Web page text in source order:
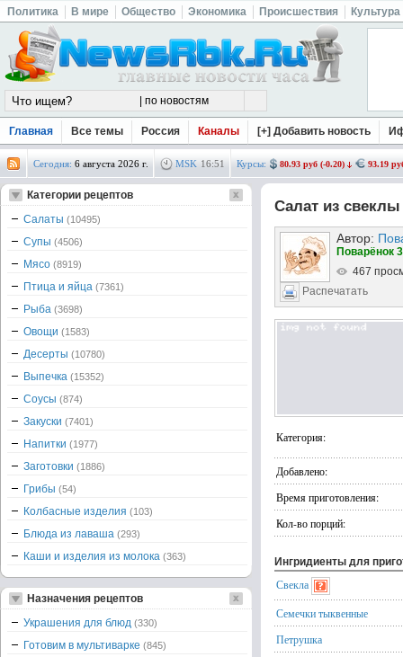
Политика В мире Общество Экономика Происшествия Культура
Главная Все темы Россия Каналы [+] Добавить новость
Сегодня: 6 августа 2026 г. MSK 16:51 Курсы: 80.93 руб (-0.20) 93.19
Салат из
Автор:
Поварёнок
467
Распечатать
Категория:
Добавлено:
Время приготовления:
Кол-во порций:
Ингридиенты для
Свекла
Семечки тыквенные
Петрушка
Категории рецептов
Салаты (10495)
Супы (4506)
Мясо (8919)
Птица и яйца (7361)
Рыба (3698)
Овощи (1583)
Десерты (10780)
Выпечка (15352)
Соусы (874)
Закуски (7401)
Напитки (1977)
Заготовки (1886)
Грибы (54)
Колбасные изделия (103)
Блюда из лаваша (293)
Каши и изделия из молока (363)
Назначения рецептов
Украшения для блюд (330)
Готовим в мультиварке (845)